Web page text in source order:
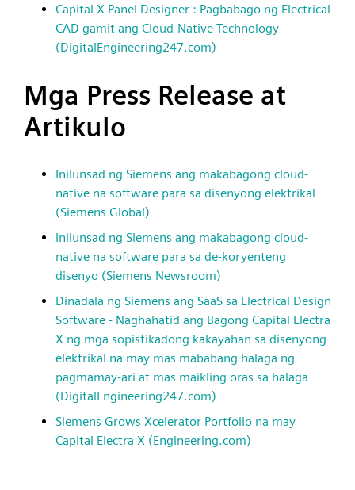
Capital X Panel Designer : Pagbabago ng Electrical
CAD gamit ang Cloud-Native Technology
(DigitalEngineering247.com)
Mga Press Release at
Artikulo
Inilunsad ng Siemens ang makabagong cloud-
native na software para sa disenyong elektrikal
(Siemens Global)
Inilunsad ng Siemens ang makabagong cloud-
native na software para sa de-koryenteng
disenyo (Siemens Newsroom)
Dinadala ng Siemens ang SaaS sa Electrical Design
Software - Naghahatid ang Bagong Capital Electra
X ng mga sopistikadong kakayahan sa disenyong
elektrikal na may mas mababang halaga ng
pagmamay-ari at mas maikling oras sa halaga
(DigitalEngineering247.com)
Siemens Grows Xcelerator Portfolio na may
Capital Electra X (Engineering.com)